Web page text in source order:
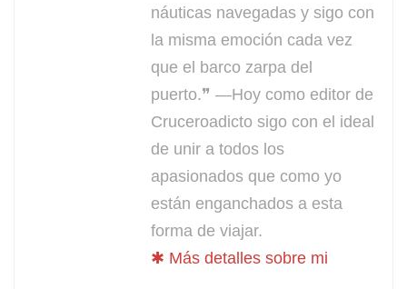
náuticas navegadas y sigo con
la misma emoción cada vez
que el barco zarpa del
puerto.❞ —Hoy como editor de
Cruceroadicto sigo con el ideal
de unir a todos los
apasionados que como yo
están enganchados a esta
forma de viajar.
✱ Más detalles sobre mi